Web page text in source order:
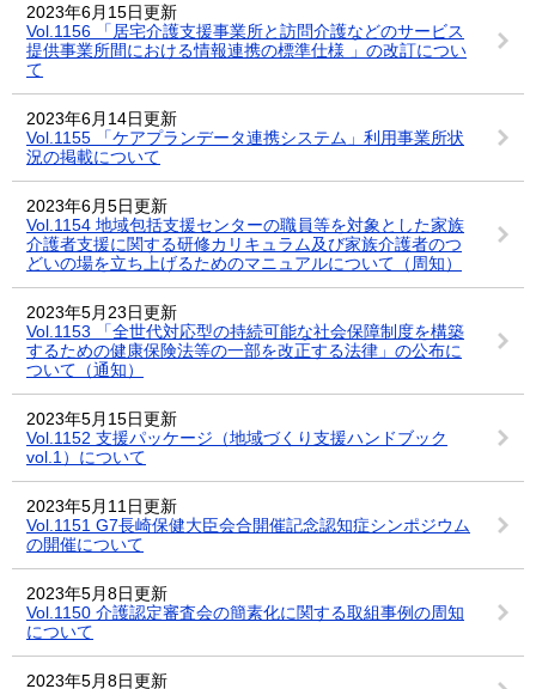
2023年6月15日更新
Vol.1156 「居宅介護支援事業所と訪問介護などのサービス
提供事業所間における情報連携の標準仕様 」の改訂につい
て
2023年6月14日更新
Vol.1155 「ケアプランデータ連携システム」利用事業所状
況の掲載について
2023年6月5日更新
Vol.1154 地域包括支援センターの職員等を対象とした家族
介護者支援に関する研修カリキュラム及び家族介護者のつ
どいの場を立ち上げるためのマニュアルについて（周知）
2023年5月23日更新
Vol.1153 「全世代対応型の持続可能な社会保障制度を構築
するための健康保険法等の一部を改正する法律」の公布に
ついて（通知）
2023年5月15日更新
Vol.1152 支援パッケージ（地域づくり支援ハンドブック
vol.1）について
2023年5月11日更新
Vol.1151 G7長崎保健大臣会合開催記念認知症シンポジウム
の開催について
2023年5月8日更新
Vol.1150 介護認定審査会の簡素化に関する取組事例の周知
について
2023年5月8日更新